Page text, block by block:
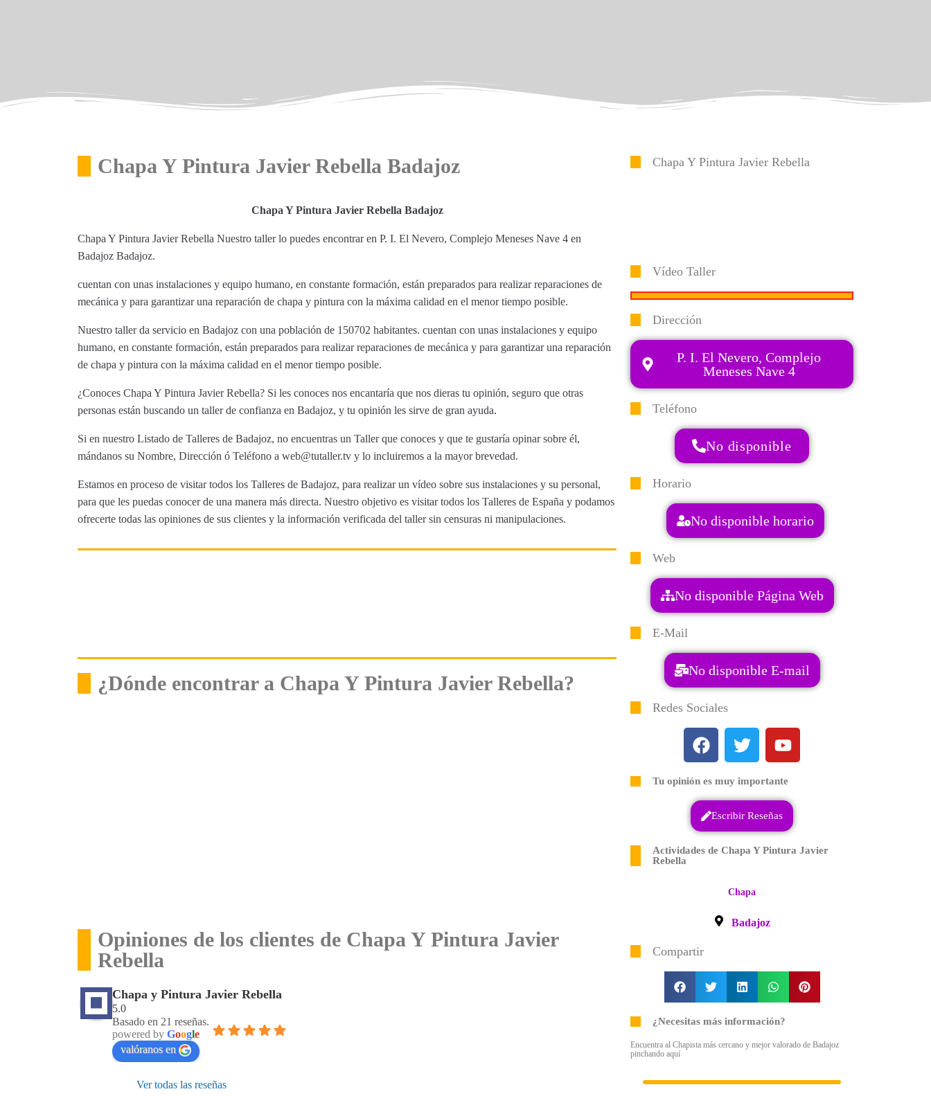
Chapa Y Pintura Javier Rebella Badajoz
Chapa Y Pintura Javier Rebella Badajoz
Chapa Y Pintura Javier Rebella Nuestro taller lo puedes encontrar en P. I. El Nevero, Complejo Meneses Nave 4 en
Badajoz Badajoz.
cuentan con unas instalaciones y equipo humano, en constante formación, están preparados para realizar reparaciones de
mecánica y para garantizar una reparación de chapa y pintura con la máxima calidad en el menor tiempo posible.
Nuestro taller da servicio en Badajoz con una población de 150702 habitantes. cuentan con unas instalaciones y equipo
humano, en constante formación, están preparados para realizar reparaciones de mecánica y para garantizar una reparación
de chapa y pintura con la máxima calidad en el menor tiempo posible.
¿Conoces Chapa Y Pintura Javier Rebella? Si les conoces nos encantaría que nos dieras tu opinión, seguro que otras
personas están buscando un taller de confianza en Badajoz, y tu opinión les sirve de gran ayuda.
Si en nuestro Listado de Talleres de Badajoz, no encuentras un Taller que conoces y que te gustaría opinar sobre él,
mándanos su Nombre, Dirección ó Teléfono a web@tutaller.tv y lo incluiremos a la mayor brevedad.
Estamos en proceso de visitar todos los Talleres de Badajoz, para realizar un vídeo sobre sus instalaciones y su personal,
para que les puedas conocer de una manera más directa. Nuestro objetivo es visitar todos los Talleres de España y podamos
ofrecerte todas las opiniones de sus clientes y la información verificada del taller sin censuras ni manipulaciones.
¿Dónde encontrar a Chapa Y Pintura Javier Rebella?
Opiniones de los clientes de Chapa Y Pintura Javier
Rebella
Chapa y Pintura Javier Rebella
5.0
Basado en 21 reseñas.
powered by Google
valóranos en
Ver todas las reseñas
Chapa Y Pintura Javier Rebella
Vídeo Taller
Dirección
P. I. El Nevero, Complejo
Meneses Nave 4
Teléfono
No disponible
Horario
No disponible horario
Web
No disponible Página Web
E-Mail
No disponible E-mail
Redes Sociales
Tu opinión es muy importante
Escribir Reseñas
Actividades de Chapa Y Pintura Javier
Rebella
Chapa
Badajoz
Compartir
¿Necesitas más información?
Encuentra al Chapista más cercano y mejor valorado de Badajoz
pinchando aquí